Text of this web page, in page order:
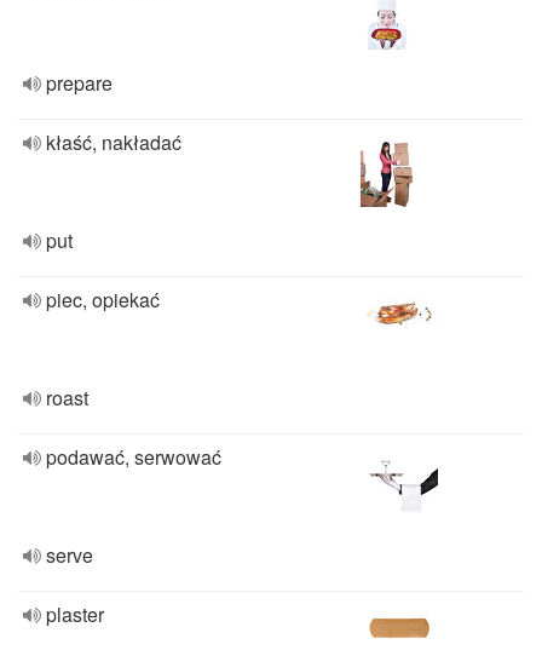
prepare
kłaść, nakładać
put
piec, opiekać
roast
podawać, serwować
serve
plaster